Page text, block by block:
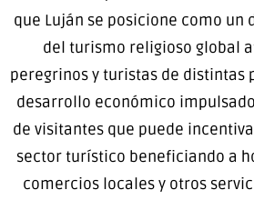
que Luján se posicione como un
del turismo religioso global
peregrinos y turistas de distintas
desarrollo económico
de visitantes que puede
sector turístico beneficiando a
comercios locales y otros